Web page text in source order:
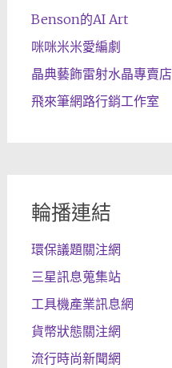
Benson的AI Art
咪咪米米愛編劇
晶典藝飾雷射水晶專賣店
飛來筆網路行銷工作室
輪播連結
環保議題關注網
三星訊息蒐集站
工具機產業訊息網
貨幣狀態關注網
流行時尚新聞網